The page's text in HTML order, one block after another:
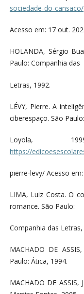
sociedade-do-cansaco/
Acesso em: 17 out.
HOLANDA, Sérgio
Paulo: Companhia das
Letras, 1992.
LÉVY, Pierre. A
ciberespaço. São Paulo:
Loyola,
https://
pierre-levy/ Acesso
LIMA, Luiz Costa. O
romance. São Paulo:
Companhia das Letras,
MACHADO DE
Paulo: Ática, 1994.
MACHADO DE